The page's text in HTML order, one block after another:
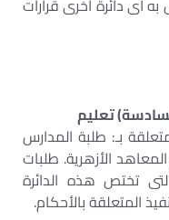
أى دائرة اخرى قرارات
تعليم
بـ: طلبة المدارس
الأزهرية. طلبات
تختص هذه الدائرة
المتعلقة بالأحكام.